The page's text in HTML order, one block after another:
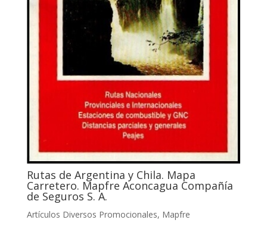
Rutas de Argentina y Chila. Mapa
Carretero. Mapfre Aconcagua Compañía
de Seguros S. A.
Artículos Diversos Promocionales, Mapfre